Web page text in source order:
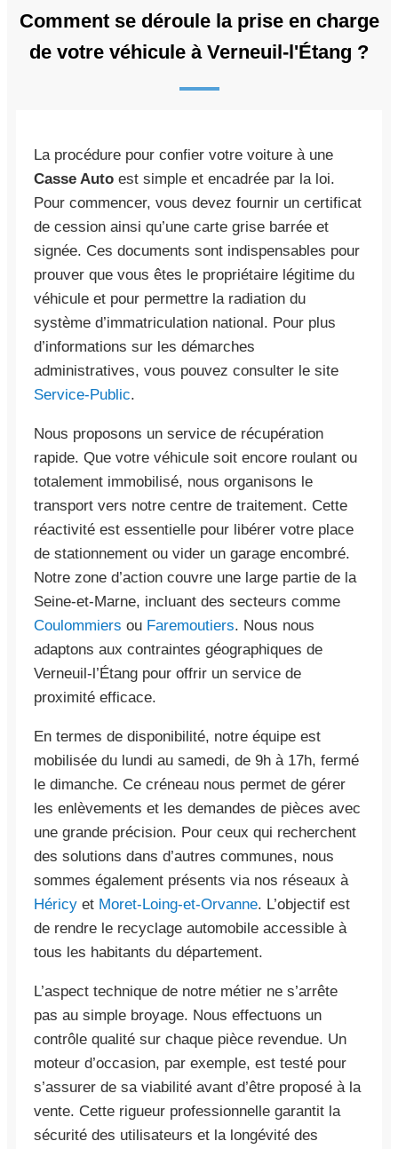
Comment se déroule la prise en charge
de votre véhicule à Verneuil-l'Étang ?
La procédure pour confier votre voiture à une
Casse Auto est simple et encadrée par la loi.
Pour commencer, vous devez fournir un certificat
de cession ainsi qu’une carte grise barrée et
signée. Ces documents sont indispensables pour
prouver que vous êtes le propriétaire légitime du
véhicule et pour permettre la radiation du
système d’immatriculation national. Pour plus
d’informations sur les démarches
administratives, vous pouvez consulter le site
Service-Public.
Nous proposons un service de récupération
rapide. Que votre véhicule soit encore roulant ou
totalement immobilisé, nous organisons le
transport vers notre centre de traitement. Cette
réactivité est essentielle pour libérer votre place
de stationnement ou vider un garage encombré.
Notre zone d’action couvre une large partie de la
Seine-et-Marne, incluant des secteurs comme
Coulommiers ou Faremoutiers. Nous nous
adaptons aux contraintes géographiques de
Verneuil-l’Étang pour offrir un service de
proximité efficace.
En termes de disponibilité, notre équipe est
mobilisée du lundi au samedi, de 9h à 17h, fermé
le dimanche. Ce créneau nous permet de gérer
les enlèvements et les demandes de pièces avec
une grande précision. Pour ceux qui recherchent
des solutions dans d’autres communes, nous
sommes également présents via nos réseaux à
Héricy et Moret-Loing-et-Orvanne. L’objectif est
de rendre le recyclage automobile accessible à
tous les habitants du département.
L’aspect technique de notre métier ne s’arrête
pas au simple broyage. Nous effectuons un
contrôle qualité sur chaque pièce revendue. Un
moteur d’occasion, par exemple, est testé pour
s’assurer de sa viabilité avant d’être proposé à la
vente. Cette rigueur professionnelle garantit la
sécurité des utilisateurs et la longévité des